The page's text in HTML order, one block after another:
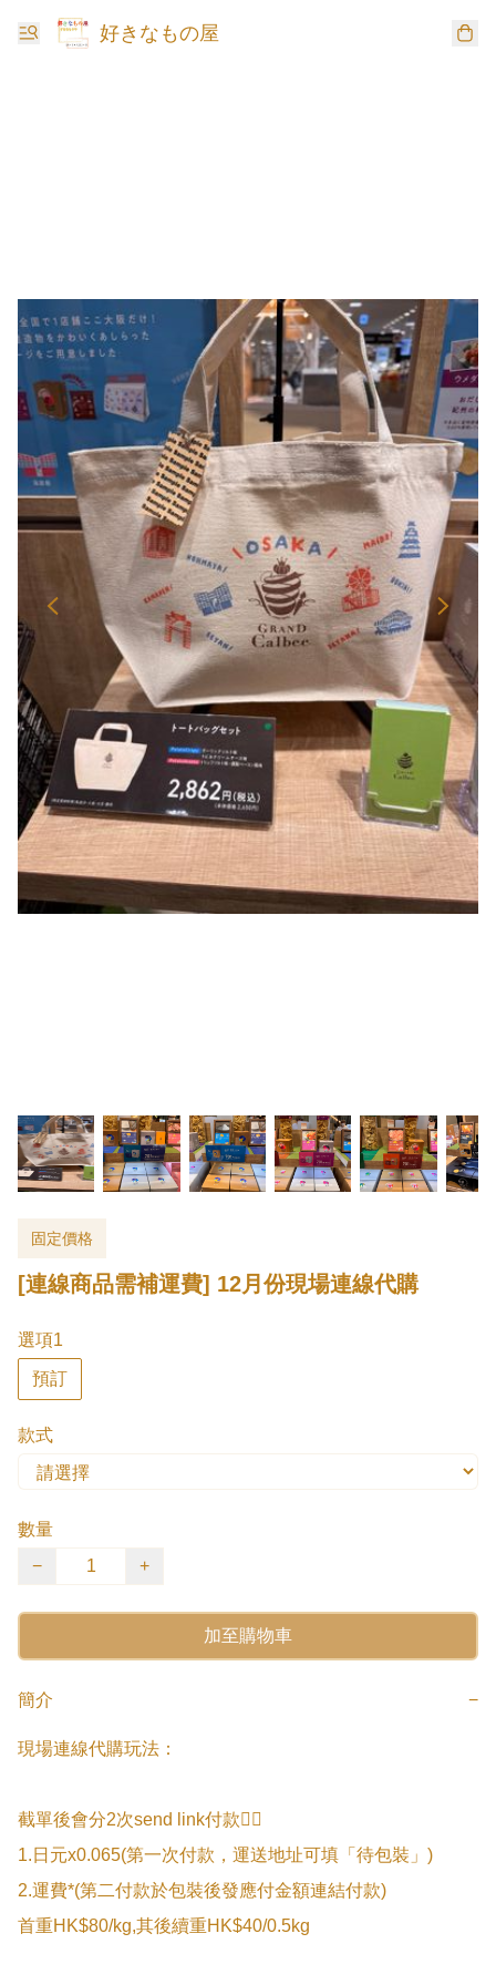
好きなもの屋
固定價格
[連線商品需補運費] 12月份現場連線代購
選項1
預訂
款式
數量
−
+
加至購物車
簡介 −
現場連線代購玩法：
截單後會分2次send link付款👇🏻
1.日元x0.065(第一次付款，運送地址可填「待包裝」)
2.運費*(第二付款於包裝後發應付金額連結付款)
首重HK$80/kg,其後續重HK$40/0.5kg